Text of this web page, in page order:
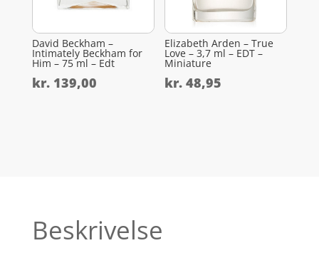
David Beckham –
Intimately Beckham for
Him – 75 ml – Edt
kr.139,00
Elizabeth Arden – True
Love – 3,7 ml – EDT –
Miniature
kr. 48,95
Beskrivelse